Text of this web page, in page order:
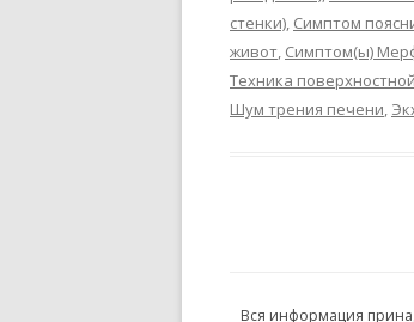
стенки), Симптом
живот, Симптом(ы)
Техника
Шум трения печени,
Вся информация